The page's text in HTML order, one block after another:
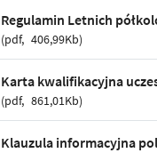
Regulamin Letnich
pdf 406,99Kb
Karta kwalifikacyjna
pdf 861,01Kb
Klauzula informacyjna